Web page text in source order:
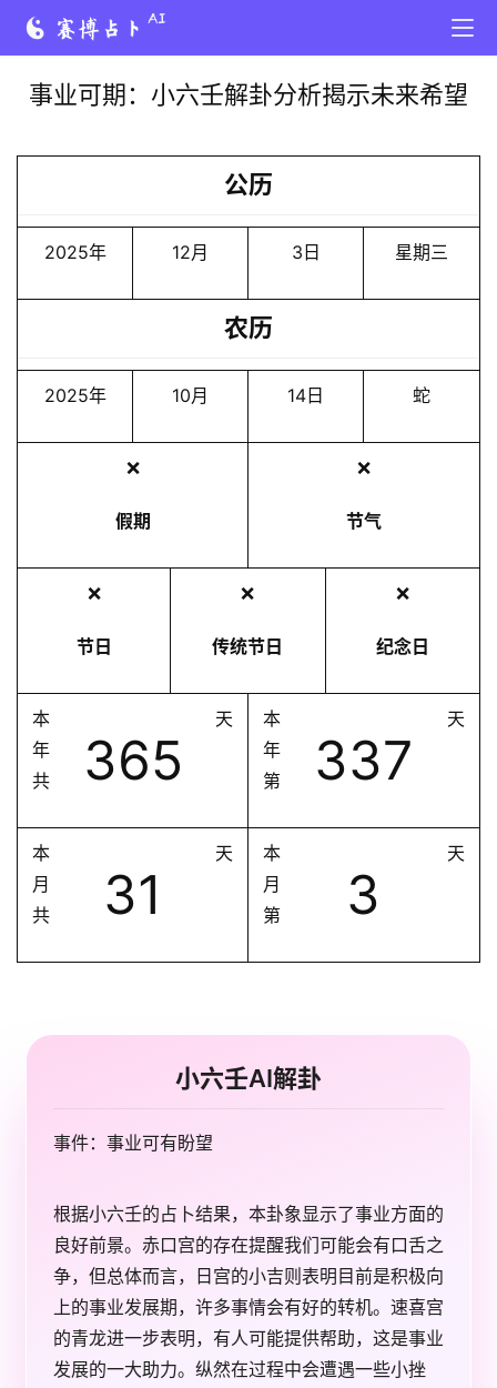
事业可期：小六壬解卦分析揭示未来希望
公历
2025年 12月 3日 星期三
农历
2025年 10月 14日 蛇
❌
假期
❌
节气
❌
节日
❌
传统节日
❌
纪念日
本
年
共
365
天
本
年
第
337
天
本
月
共
31
天
本
月
第
3
天
小六壬AI解卦
事件：事业可有盼望
根据小六壬的占卜结果，本卦象显示了事业方面的
良好前景。赤口宫的存在提醒我们可能会有口舌之
争，但总体而言，日宫的小吉则表明目前是积极向
上的事业发展期，许多事情会有好的转机。速喜宫
的青龙进一步表明，有人可能提供帮助，这是事业
发展的一大助力。纵然在过程中会遭遇一些小挫